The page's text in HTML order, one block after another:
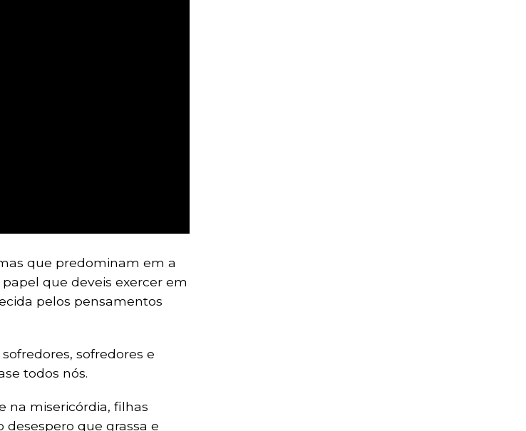
que predominam em a
que deveis exercer em
pelos pensamentos
sofredores e
todos nós.
na misericórdia, filhas
que grassa e